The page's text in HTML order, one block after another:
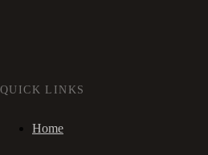
QUICK LINKS
Home